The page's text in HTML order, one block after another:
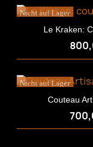
Le Kraken:
Nicht auf Lager
Couteau
Nicht auf Lager